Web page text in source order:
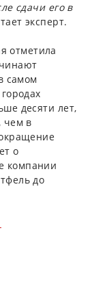
сдачи его в
эксперт.
отметила
самом
десяти лет,
чем в
о
компании
до